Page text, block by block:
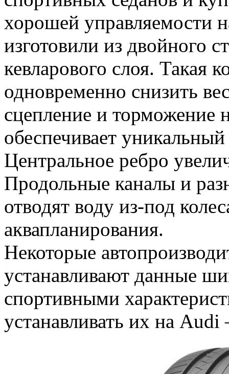
хорошей управляемости
изготовили из двойного
кевларового слоя. Такая
одновременно снизить
сцепление и
обеспечивает
Центральное ребро
Продольные каналы и
отводят воду из-под
аквапланирования.
Некоторые
устанавливают данные
спортивными
устанавливать их на